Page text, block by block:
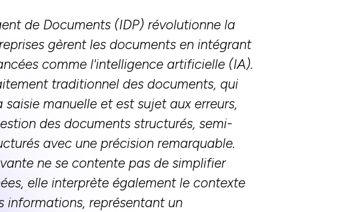
de Documents (IDP) révolutionne la
gèrent les documents en intégrant
comme l'intelligence artificielle (IA).
traditionnel des documents, qui
saisie manuelle et est sujet aux erreurs,
des documents structurés, semi-
avec une précision remarquable.
ne se contente pas de simplifier
elle interprète également le contexte
informations, représentant un